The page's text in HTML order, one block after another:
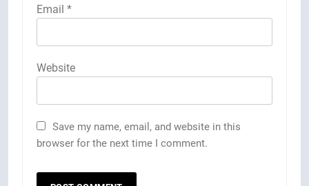
Email *
Website
Save my name, email, and website in this
browser for the next time I comment.